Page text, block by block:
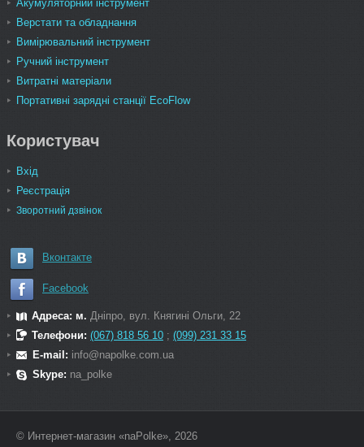
Акумуляторний інструмент
Верстати та обладнання
Вимірювальний інструмент
Ручний інструмент
Витратні матеріали
Портативні зарядні станції EcoFlow
Користувач
Вхід
Реєстрація
Зворотний дзвінок
Вконтакте
Facebook
Адреса: м. Дніпро, вул. Княгині Ольги, 22
Телефони: (067) 818 56 10 ; (099) 231 33 15
E-mail: info@napolke.com.ua
Skype: na_polke
© Интернет-магазин «naPolke», 2026